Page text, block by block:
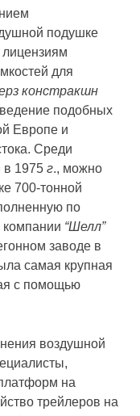
подушке
для
констракшн
подобных
Европе и
Среди
в 1975г., можно
700-тонной
по
компании “Шелл”
заводе в
самая крупная
с помощью
воздушной
на
трейлеров на